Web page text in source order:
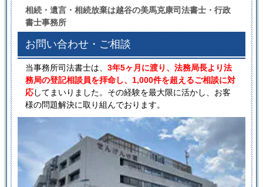
相続・遺言・相続放棄は越谷の美馬克康司法書士・行政
書士事務所
お問い合わせ・ご相談
当事務所司法書士は、 3年5ヶ月に渡り、法務局長より法
務局の登記相談員を拝命し、1,000件を超えるご相談に対
応してまいりました。その経験を最大限に活かし、お客
様の問題解決に取り組んでおります。